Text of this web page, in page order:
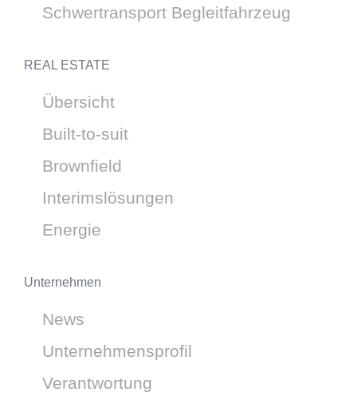
Schwertransport Begleitfahrzeug
REAL ESTATE
Übersicht
Built-to-suit
Brownfield
Interimslösungen
Energie
Unternehmen
News
Unternehmensprofil
Verantwortung